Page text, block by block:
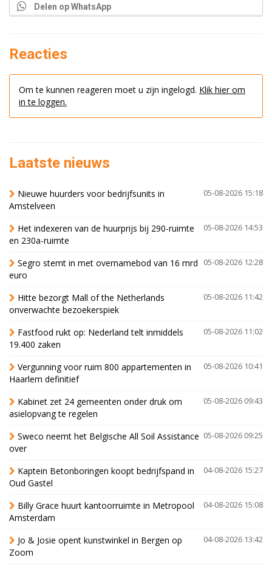
Delen op WhatsApp
Reacties
Om te kunnen reageren moet u zijn ingelogd. Klik hier om
in te loggen.
Laatste nieuws
05-08-2026 15:18
Nieuwe huurders voor bedrijfsunits in
Amstelveen
05-08-2026 14:53
Het indexeren van de huurprijs bij 290-ruimte
en 230a-ruimte
05-08-2026 12:28
Segro stemt in met overnamebod van 16 mrd
euro
05-08-2026 11:42
Hitte bezorgt Mall of the Netherlands
onverwachte bezoekerspiek
05-08-2026 11:02
Fastfood rukt op: Nederland telt inmiddels
19.400 zaken
05-08-2026 10:41
Vergunning voor ruim 800 appartementen in
Haarlem definitief
05-08-2026 09:43
Kabinet zet 24 gemeenten onder druk om
asielopvang te regelen
05-08-2026 09:25
Sweco neemt het Belgische All Soil Assistance
over
04-08-2026 15:27
Kaptein Betonboringen koopt bedrijfspand in
Oud Gastel
04-08-2026 15:08
Billy Grace huurt kantoorruimte in Metropool
Amsterdam
04-08-2026 13:42
Jo & Josie opent kunstwinkel in Bergen op
Zoom